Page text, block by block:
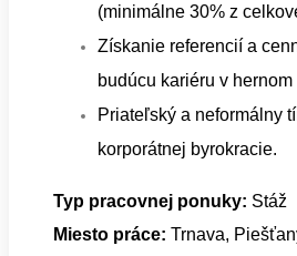
(minimálne 30% z
Získanie referencií a
budúcu kariéru v
Priateľský a neformálny
korporátnej byrokracie.
Typ pracovnej ponuky: Stáž
Miesto práce: Trnava,